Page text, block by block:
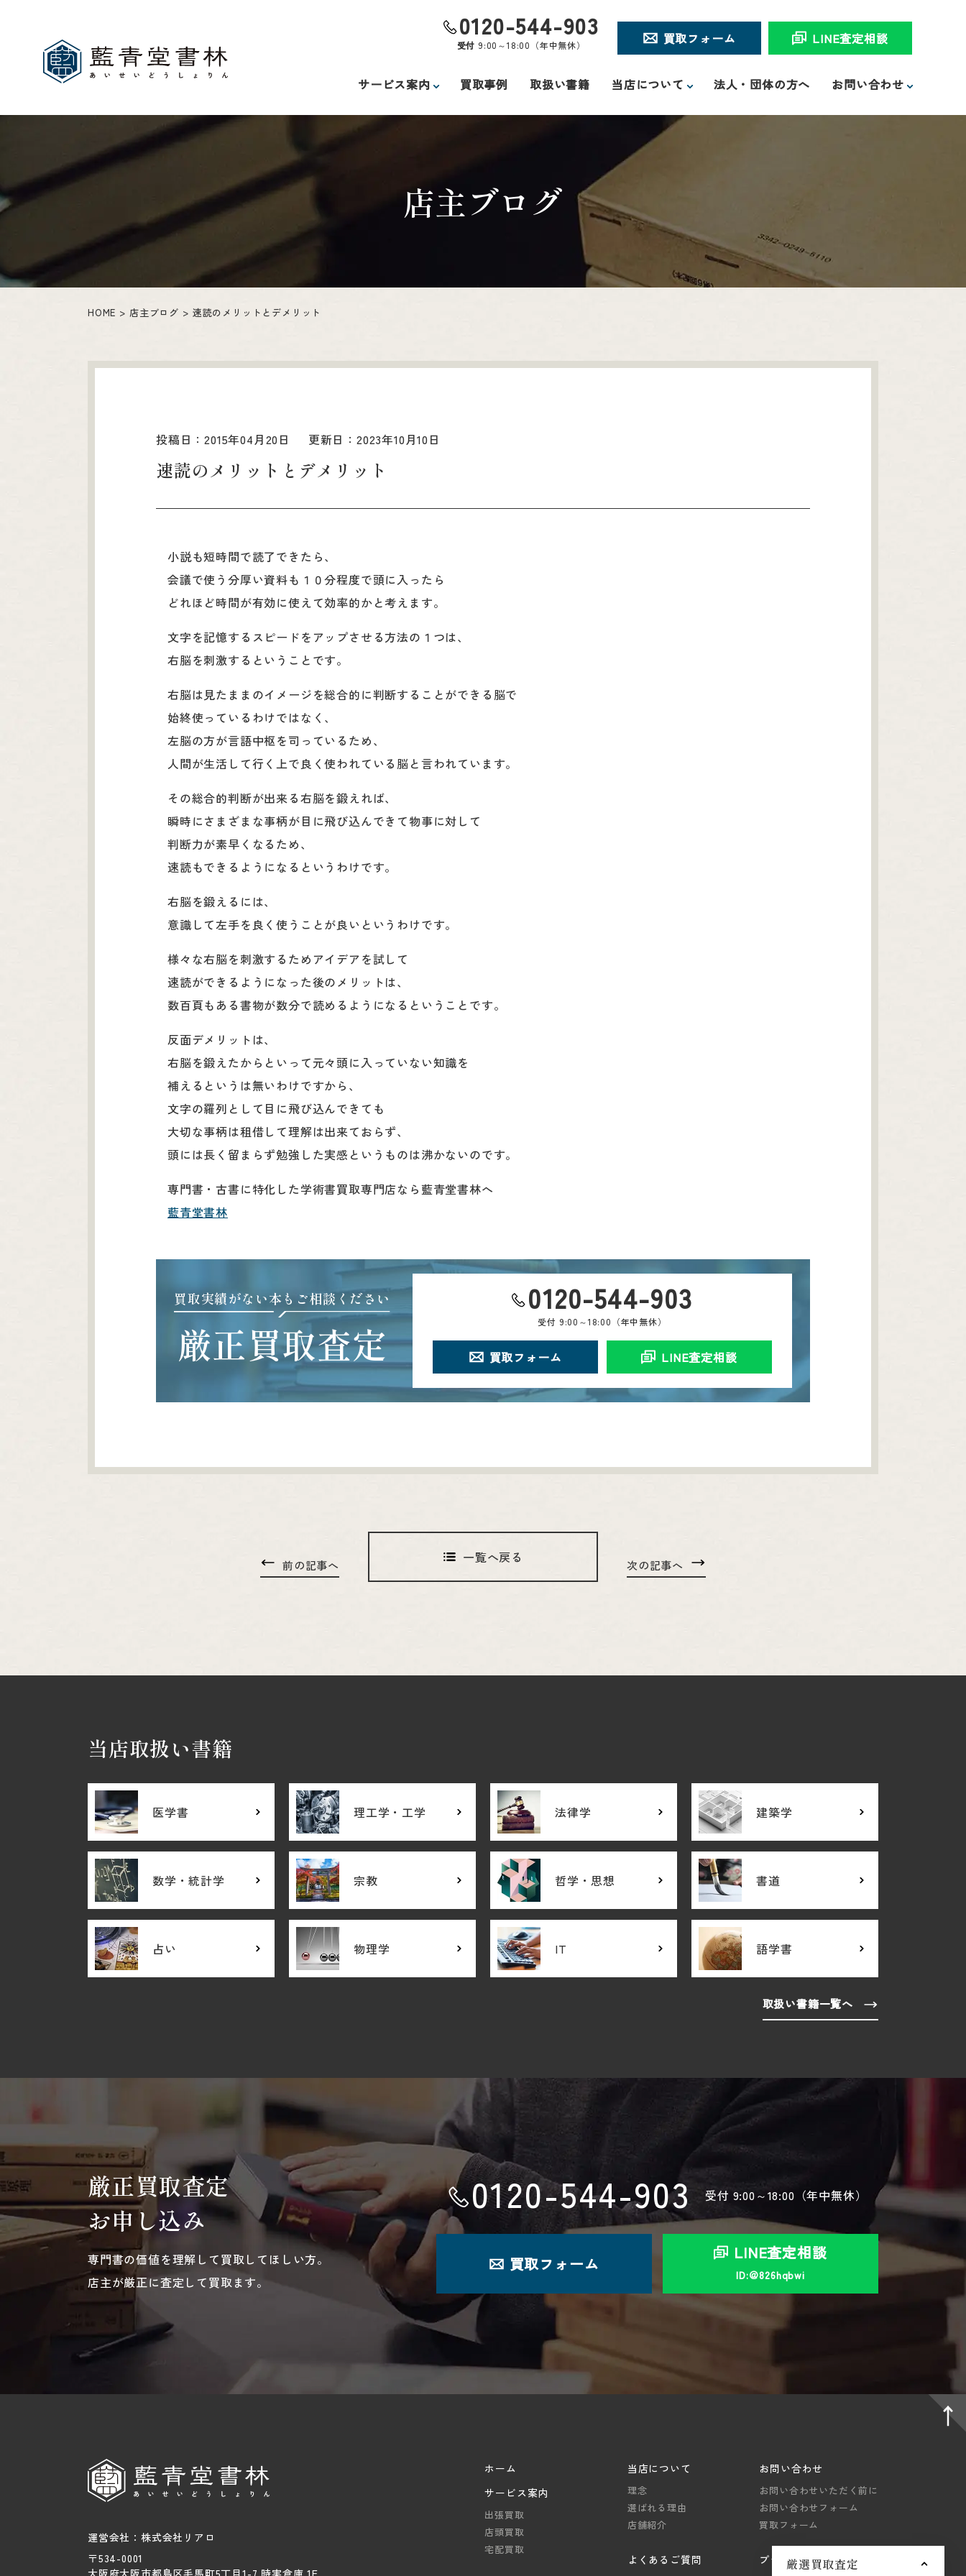
サービス案内 買取事例 取扱い書籍 当店について 法人・団体の方へ お問い合わせ
0120-544-903
受付 9:00～18:00（年中無休） 買取フォーム LINE査定相談
店主ブログ
HOME 店主ブログ 速読のメリットとデメリット
投稿日：2015年04月20日 更新日：2023年10月10日
速読のメリットとデメリット
小説も短時間で読了できたら、
会議で使う分厚い資料も１０分程度で頭に入ったら
どれほど時間が有効に使えて効率的かと考えます。
文字を記憶するスピードをアップさせる方法の１つは、
右脳を刺激するということです。
右脳は見たままのイメージを総合的に判断することができる脳で
始終使っているわけではなく、
左脳の方が言語中枢を司っているため、
人間が生活して行く上で良く使われている脳と言われています。
その総合的判断が出来る右脳を鍛えれば、
瞬時にさまざまな事柄が目に飛び込んできて物事に対して
判断力が素早くなるため、
速読もできるようになるというわけです。
右脳を鍛えるには、
意識して左手を良く使うことが良いというわけです。
様々な右脳を刺激するためアイデアを試して
速読ができるようになった後のメリットは、
数百頁もある書物が数分で読めるようになるということです。
反面デメリットは、
右脳を鍛えたからといって元々頭に入っていない知識を
補えるというは無いわけですから、
文字の羅列として目に飛び込んできても
大切な事柄は租借して理解は出来ておらず、
頭には長く留まらず勉強した実感というものは沸かないのです。
専門書・古書に特化した学術書買取専門店なら藍青堂書林へ
藍青堂書林
買取実績がない本もご相談ください
厳正買取査定
0120-544-903
受付 9:00～18:00（年中無休）
買取フォーム LINE査定相談
前の記事へ 一覧へ戻る 次の記事へ
当店取扱い書籍
医学書 理工学・工学 法律学 建築学
数学・統計学 宗教 哲学・思想 書道
占い 物理学 IT 語学書
取扱い書籍一覧へ
厳正買取査定
お申し込み
専門書の価値を理解して買取してほしい方。
店主が厳正に査定して買取ます。
0120-544-903 受付 9:00～18:00（年中無休）
買取フォーム
LINE査定相談
ID:＠826hqbwi
運営会社：株式会社リアロ
〒534-0001
大阪府大阪市都島区毛馬町5丁目1-7 時実倉庫 1F
ホーム
サービス案内
出張買取
店頭買取
宅配買取
当店について
理念
選ばれる理由
店舗紹介
よくあるご質問
お問い合わせ
お問い合わせいただく前に
お問い合わせフォーム
買取フォーム
プライバシーポリシー
厳選買取査定